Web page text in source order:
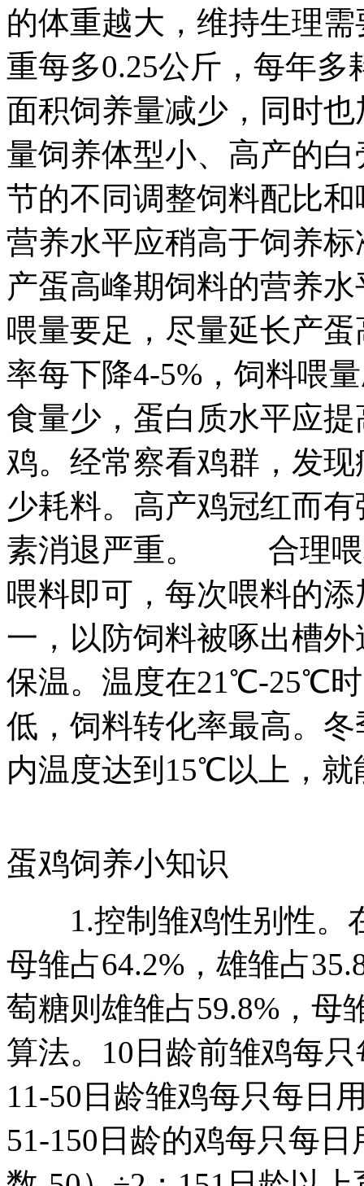
的体重越大，维持生理
重每多0.25公斤，每年
面积饲养量减少，同时
量饲养体型小、高产
节的不同调整饲料配比
营养水平应稍高于饲养
产蛋高峰期饲料的营养
喂量要足，尽量延长产
率每下降4-5%，饲料喂
食量少，蛋白质水平
鸡。经常察看鸡群，发
少耗料。高产鸡冠红而
素消退严重。 合理喂
喂料即可，每次喂料的
一，以防饲料被啄出
保温。温度在21℃-25℃
低，饲料转化率最高。
内温度达到15℃以上，就
蛋鸡饲养小知识
1.控制雏鸡性别性。
母雏占64.2%，雄雏占
萄糖则雄雏占59.8%，
算法。10日龄前雏鸡每
11-50日龄雏鸡每只每日
51-150日龄的鸡每只每